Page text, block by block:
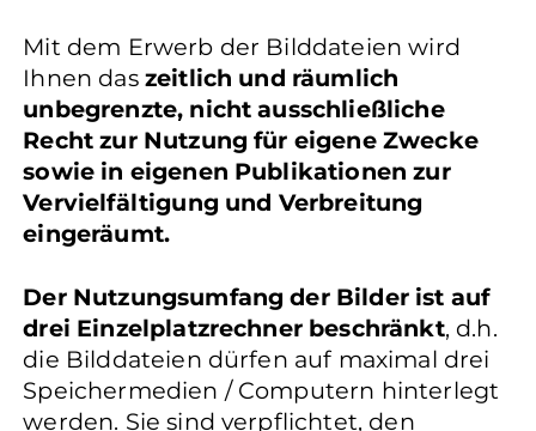
Mit dem Erwerb der Bilddateien wird
Ihnen das zeitlich und räumlich
unbegrenzte, nicht ausschließliche
Recht zur Nutzung für eigene Zwecke
sowie in eigenen Publikationen zur
Vervielfältigung und Verbreitung
eingeräumt.
Der Nutzungsumfang der Bilder ist auf
drei Einzelplatzrechner beschränkt, d.h.
die Bilddateien dürfen auf maximal drei
Speichermedien / Computern hinterlegt
werden. Sie sind verpflichtet, den